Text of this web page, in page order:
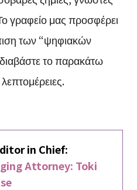
γραφείο μας προσφέρει
των “ψηφιακών
το παρακάτω
in Chief:
Attorney: Toki